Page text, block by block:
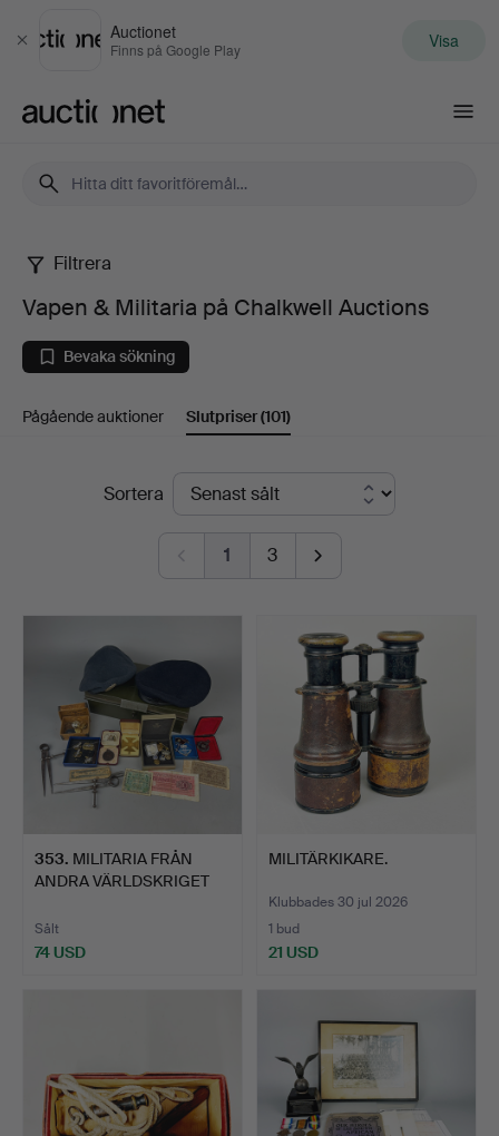
Stäng
Auctionet
Finns på Google Play Visa
Vapen
Militaria
på
Chalkwell
Filtrera
Vapen & Militaria på Chalkwell Auctions
Bevaka sökning
Pågående auktioner Slutpriser(101)
SlutpriserSortera
1 3
353. MILITARIA FRÅN
ANDRA VÄRLDSKRIGET
Sålt
74 USD
MILITÄRKIKARE.
Klubbades 30 jul 2026
1 bud
21 USD